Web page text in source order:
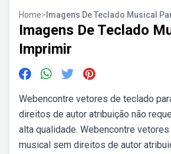
Home> Imagens De Teclado Musical
Imagens De Teclado
Imprimir
Webencontre vetores de teclado
direitos de autor atribuição não
alta qualidade. Webencontre
musical sem direitos de autor